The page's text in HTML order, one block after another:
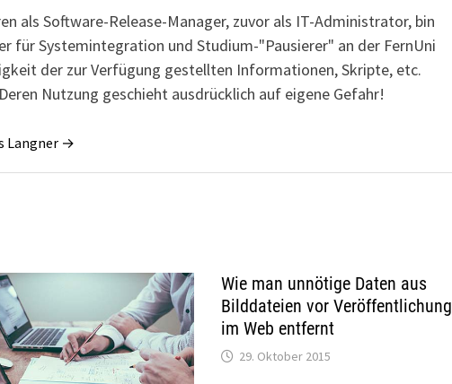
als Software-Release-Manager, zuvor als IT-Administrator, bin
für Systemintegration und Studium-"Pausierer" an der FernUni
der zur Verfügung gestellten Informationen, Skripte, etc.
Nutzung geschieht ausdrücklich auf eigene Gefahr!
Langner →
Wie man unnötige Daten aus
Bilddateien vor Veröffentlichung
im Web entfernt
29. Oktober 2015